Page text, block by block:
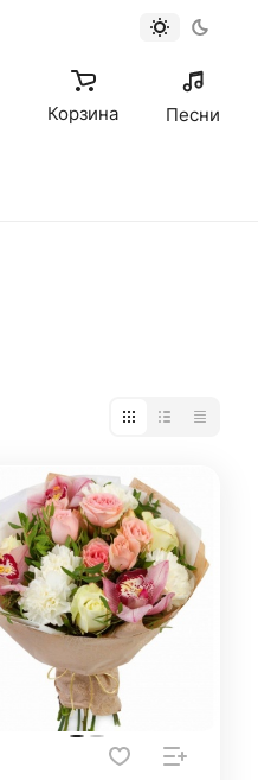
Корзина Песни